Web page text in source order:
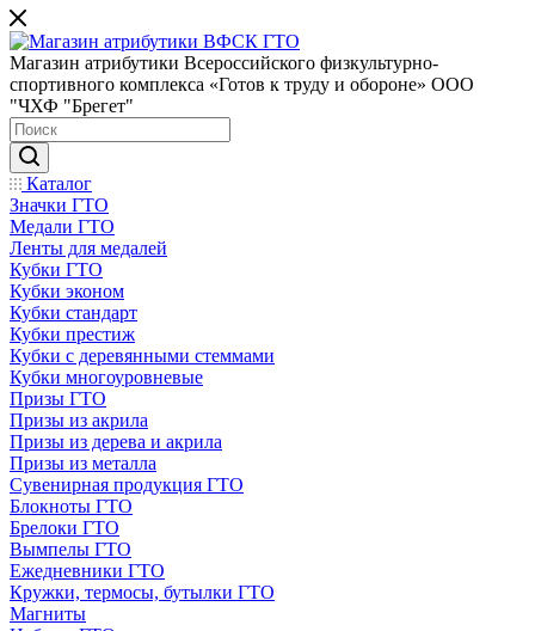
Магазин атрибутики Всероссийского физкультурно-
спортивного комплекса «Готов к труду и обороне» ООО
"ЧХФ "Брегет"
Каталог
Значки ГТО
Медали ГТО
Ленты для медалей
Кубки ГТО
Кубки эконом
Кубки стандарт
Кубки престиж
Кубки с деревянными стеммами
Кубки многоуровневые
Призы ГТО
Призы из акрила
Призы из дерева и акрила
Призы из металла
Сувенирная продукция ГТО
Блокноты ГТО
Брелоки ГТО
Вымпелы ГТО
Ежедневники ГТО
Кружки, термосы, бутылки ГТО
Магниты